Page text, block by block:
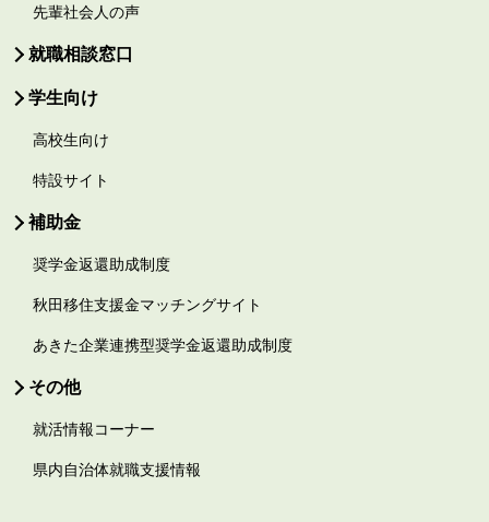
先輩社会人の声
就職相談窓口
学生向け
高校生向け
特設サイト
補助金
奨学金返還助成制度
秋田移住支援金マッチングサイト
あきた企業連携型奨学金返還助成制度
その他
就活情報コーナー
県内自治体就職支援情報